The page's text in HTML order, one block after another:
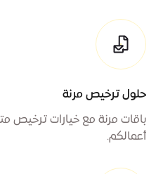
حلول ترخيص مرنة
باقات مرنة مع خيارات ترخيص
أعمالكم.